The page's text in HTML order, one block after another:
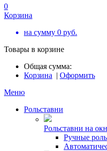
0
Корзина
на сумму 0 руб.
Товары в корзине
Общая сумма:
Корзина | Оформить
Меню
Рольставни
Рольставни на
Ручные